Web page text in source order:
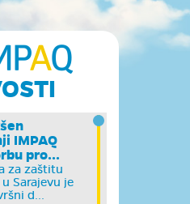
IMPAQ
pro...
za zaštitu
Sarajevu je
d...